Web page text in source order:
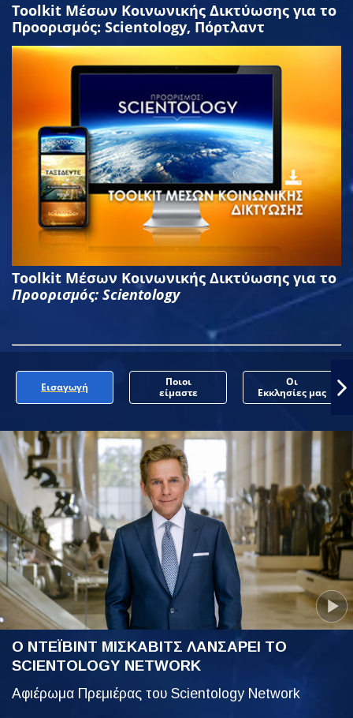
Toolkit Μέσων Κοινωνικής Δικτύωσης για το
Προορισμός: Scientology, Πόρτλαντ
Toolkit Μέσων Κοινωνικής Δικτύωσης για το
Προορισμός: Scientology
Εισαγωγή
Ποιοι
είμαστε
Οι
Εκκλησίες μας
Ο ΝΤΕΪΒΙΝΤ ΜΙΣΚΑΒΙΤΣ ΛΑΝΣΑΡΕΙ ΤΟ
SCIENTOLOGY NETWORK
Αφιέρωμα Πρεμιέρας του Scientology Network